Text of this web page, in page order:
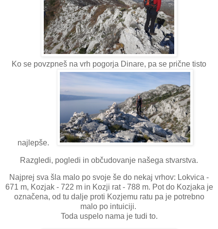
Ko se povzpneš na vrh pogorja Dinare, pa se prične tisto
najlepše.
Razgledi, pogledi in občudovanje našega stvarstva.
Najprej sva šla malo po svoje še do nekaj vrhov: Lokvica -
671 m, Kozjak - 722 m in Kozji rat - 788 m. Pot do Kozjaka je
označena, od tu dalje proti Kozjemu ratu pa je potrebno
malo po intuiciji.
Toda uspelo nama je tudi to.